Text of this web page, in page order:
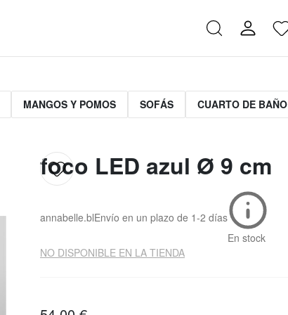
MANGOS Y POMOS SOFÁS CUARTO DE BAÑO
foco LED azul Ø 9 cm
annabelle.blEnvío en un plazo de 1-2 días
En stock
NO DISPONIBLE EN LA TIENDA